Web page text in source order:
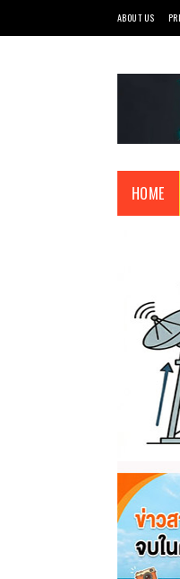
ABOUT US
HOME